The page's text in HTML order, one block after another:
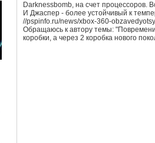
Darknessbomb, на счет процессоров.
И Джаспер - более устойчивый к
//pspinfo.ru/news/xbox-360-
Обращаюсь к автору темы:
коробки, а через 2 коробка нового